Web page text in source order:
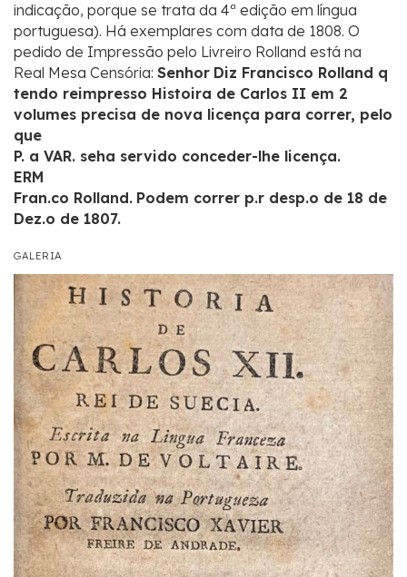
indicação, porque se trata da 4ª edição em língua
portuguesa). Há exemplares com data de 1808. O
pedido de Impressão pelo Livreiro Rolland está na
Real Mesa Censória: Senhor Diz Francisco Rolland q
tendo reimpresso Histoira de Carlos II em 2
volumes precisa de nova licença para correr, pelo
que
P. a VAR. seha servido conceder-lhe licença.
ERM
Fran.co Rolland. Podem correr p.r desp.o de 18 de
Dez.o de 1807.
GALERIA